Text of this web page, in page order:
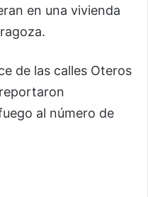
en una vivienda
de las calles Oteros
al número de